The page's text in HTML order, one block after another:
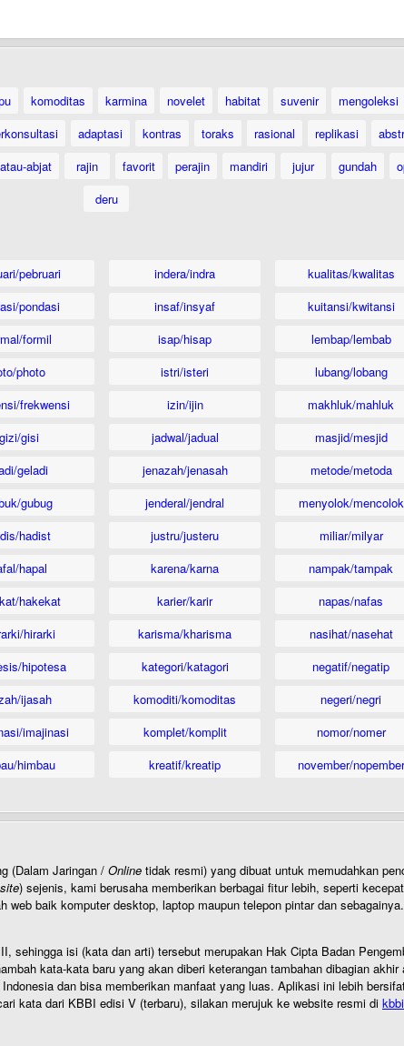
komoditas karmina novelet habitat suvenir mengoleksi
adaptasi kontras toraks rasional replikasi
abjat rajin favorit perajin mandiri jujur gundah
deru
pebruari
pondasi
formil
photo
frekwensi
gizi/gisi
geladi
gubug
hadist
hapal
hakekat
hirarki
hipotesa
ijasah
imajinasi
himbau
indera/indra
insaf/insyaf
isap/hisap
istri/isteri
izin/ijin
jadwal/jadual
jenazah/jenasah
jenderal/jendral
justru/justeru
karena/karna
karier/karir
karisma/kharisma
kategori/katagori
komoditi/komoditas
komplet/komplit
kreatif/kreatip
kualitas/kwalitas
kuitansi/kwitansi
lembap/lembab
lubang/lobang
makhluk/mahluk
masjid/mesjid
metode/metoda
menyolok/mencolok
miliar/milyar
nampak/tampak
napas/nafas
nasihat/nasehat
negatif/negatip
negeri/negri
nomor/nomer
november/nopember
(Dalam Jaringan / Online tidak resmi) yang dibuat untuk memudahkan
) sejenis, kami berusaha memberikan berbagai fitur lebih, seperti
baik komputer desktop, laptop maupun telepon pintar dan
isi (kata dan arti) tersebut merupakan Hak Cipta Badan
kata-kata baru yang akan diberi keterangan tambahan dibagian
dan bisa memberikan manfaat yang luas. Aplikasi ini lebih
kata dari KBBI edisi V (terbaru), silakan merujuk ke website resmi di